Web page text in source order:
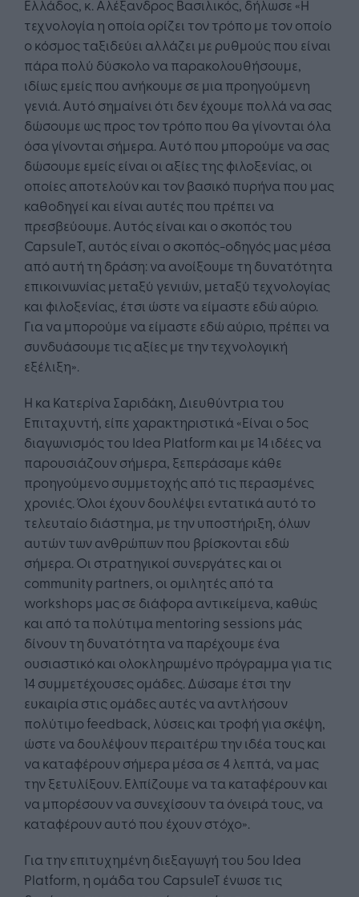
Ελλάδος, κ. Αλέξανδρος Βασιλικός, δήλωσε «Η
τεχνολογία η οποία ορίζει τον τρόπο με τον οποίο
ο κόσμος ταξιδεύει αλλάζει με ρυθμούς που είναι
πάρα πολύ δύσκολο να παρακολουθήσουμε,
ιδίως εμείς που ανήκουμε σε μια προηγούμενη
γενιά. Αυτό σημαίνει ότι δεν έχουμε πολλά να σας
δώσουμε ως προς τον τρόπο που θα γίνονται όλα
όσα γίνονται σήμερα. Αυτό που μπορούμε να σας
δώσουμε εμείς είναι οι αξίες της φιλοξενίας, οι
οποίες αποτελούν και τον βασικό πυρήνα που μας
καθοδηγεί και είναι αυτές που πρέπει να
πρεσβεύουμε. Αυτός είναι και ο σκοπός του
CapsuleΤ, αυτός είναι ο σκοπός-οδηγός μας μέσα
από αυτή τη δράση: να ανοίξουμε τη δυνατότητα
επικοινωνίας μεταξύ γενιών, μεταξύ τεχνολογίας
και φιλοξενίας, έτσι ώστε να είμαστε εδώ αύριο.
Για να μπορούμε να είμαστε εδώ αύριο, πρέπει να
συνδυάσουμε τις αξίες με την τεχνολογική
εξέλιξη».
Η κα Κατερίνα Σαριδάκη, Διευθύντρια του
Επιταχυντή, είπε χαρακτηριστικά «Είναι ο 5ος
διαγωνισμός του Idea Platform και με 14 ιδέες να
παρουσιάζουν σήμερα, ξεπεράσαμε κάθε
προηγούμενο συμμετοχής από τις περασμένες
χρονιές. Όλοι έχουν δουλέψει εντατικά αυτό το
τελευταίο διάστημα, με την υποστήριξη, όλων
αυτών των ανθρώπων που βρίσκονται εδώ
σήμερα. Οι στρατηγικοί συνεργάτες και οι
community partners, οι ομιλητές από τα
workshops μας σε διάφορα αντικείμενα, καθώς
και από τα πολύτιμα mentoring sessions μάς
δίνουν τη δυνατότητα να παρέχουμε ένα
ουσιαστικό και ολοκληρωμένο πρόγραμμα για τις
14 συμμετέχουσες ομάδες. Δώσαμε έτσι την
ευκαιρία στις ομάδες αυτές να αντλήσουν
πολύτιμο feedback, λύσεις και τροφή για σκέψη,
ώστε να δουλέψουν περαιτέρω την ιδέα τους και
να καταφέρουν σήμερα μέσα σε 4 λεπτά, να μας
την ξετυλίξουν. Ελπίζουμε να τα καταφέρουν και
να μπορέσουν να συνεχίσουν τα όνειρά τους, να
καταφέρουν αυτό που έχουν στόχο».
Για την επιτυχημένη διεξαγωγή του 5ου Idea
Platform, η ομάδα του CapsuleT ένωσε τις